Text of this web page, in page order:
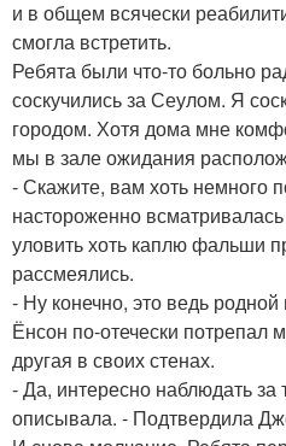
и в общем всячески
смогла встретить.
Ребята были что-то больно
соскучились за Сеулом. Я
городом. Хотя дома мне
мы в зале ожидания
- Скажите, вам хоть немного
настороженно
уловить хоть каплю фальши
рассмеялись.
- Ну конечно, это ведь
Ёнсон по-отечески потрепал
другая в своих стенах.
- Да, интересно наблюдать за
описывала. - Подтвердила